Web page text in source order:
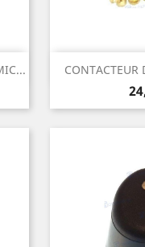
CONTACTEUR
